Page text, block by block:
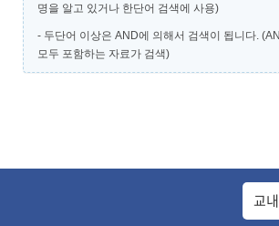
명을 알고 있거나 한단어 검색에 사용)
- 두단어 이상은 AND에 의해서 검색이 됩니다.
모두 포함하는 자료가 검색)
교